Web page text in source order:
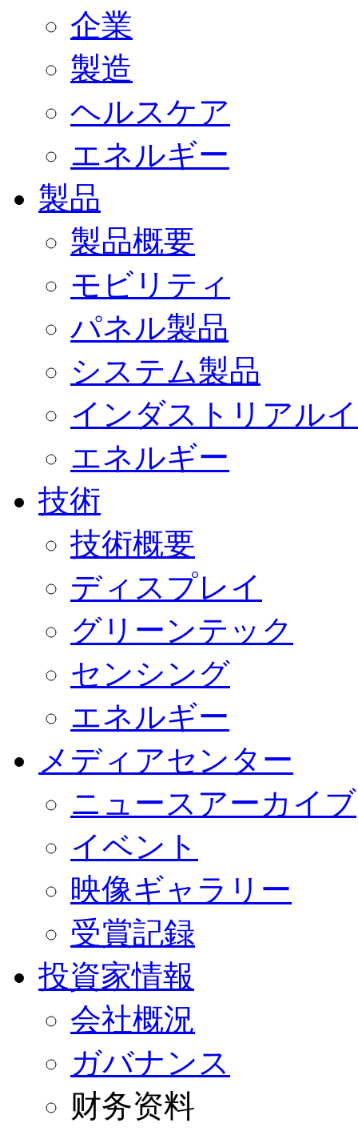
企業
製造
ヘルスケア
エネルギー
製品
製品概要
モビリティ
パネル製品
システム製品
インダストリアル
エネルギー
技術
技術概要
ディスプレイ
グリーンテック
センシング
エネルギー
メディアセンター
ニュースアーカイブ
イベント
映像ギャラリー
受賞記録
投資家情報
会社概況
ガバナンス
财务资料